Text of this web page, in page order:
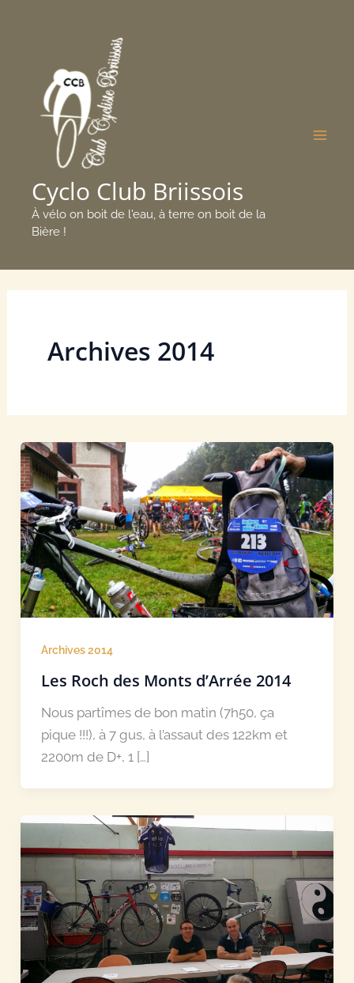
Cyclo Club Briissois
À vélo on boit de l'eau, à terre on boit de la
Bière !
Archives 2014
Archives 2014
Les Roch des Monts d’Arrée 2014
Nous partîmes de bon matin (7h50, ça
pique !!!), à 7 gus, à l’assaut des 122km et
2200m de D+, 1 […]